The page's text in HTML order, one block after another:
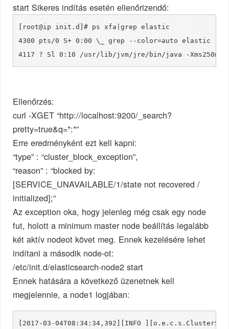
start Sikeres indítás esetén ellenőrizendő:
[root@ip init.d]# ps xfa|grep elastic
4300 pts/0 S+ 0:00 \_ grep --color=auto elastic
4117 ? Sl 0:10 /usr/lib/jvm/jre/bin/java -Xms250m -
Ellenőrzés:
curl -XGET “http://localhost:9200/_search?
pretty=true&q=*:*”
Erre eredményként ezt kell kapni:
“type” : “cluster_block_exception”,
“reason” : “blocked by:
[SERVICE_UNAVAILABLE/1/state not recovered /
initialized];”
Az exception oka, hogy jelenleg még csak egy node
fut, holott a minimum master node beállítás legalább
két aktív nodeot követ meg. Ennek kezelésére lehet
indítani a második node-ot:
/etc/init.d/elasticsearch-node2 start
Ennek hatására a következő üzenetnek kell
megjelennie, a node1 logjában:
[2017-03-04T08:34:34,392][INFO